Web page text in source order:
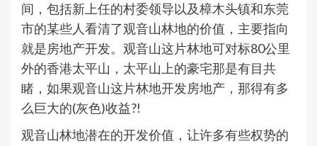
间，包括新上任的村委领导以及樟木头镇和东莞
市的某些人看清了观音山林地的价值，主要指向
就是房地产开发。观音山这片林地可对标80公里
外的香港太平山，太平山上的豪宅那是有目共
睹，如果观音山这片林地开发房地产，那得有多
么巨大的(灰色)收益?!
观音山林地潜在的开发价值，让许多有些权势的